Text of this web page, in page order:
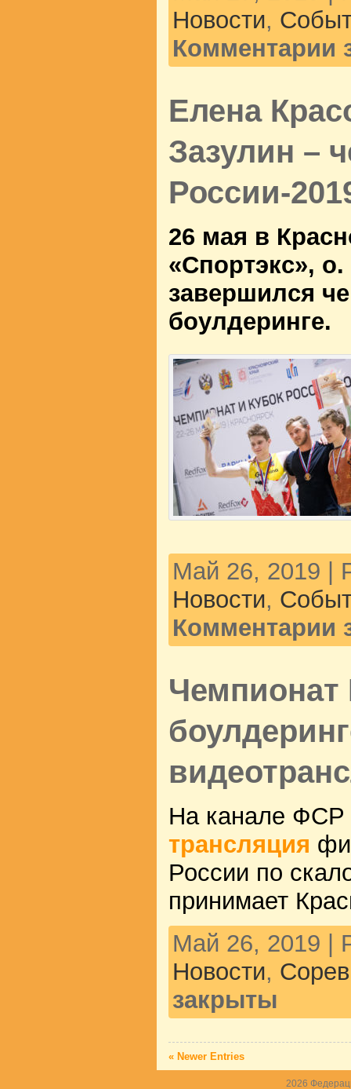
Новости,
Комментарии
Елена
Зазулин –
России-
26 мая в
«Спортэкс»,
завершился
боулдеринге.
Май 26, 2019 |
Новости,
Комментарии
Чемпионат
На канале
трансляция
России по
принимает
Май 26, 2019 |
Новости,
закрыты
« Newer Entries
2026